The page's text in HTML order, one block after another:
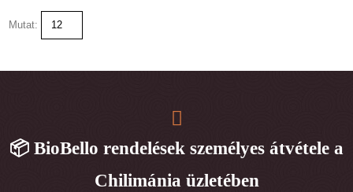
Mutat:
📦 BioBello rendelések személyes átvétele a
Chilimánia üzletében